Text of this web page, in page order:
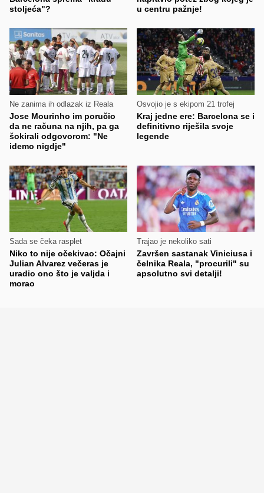
stoljeća"?
u centru pažnje!
Ne zanima ih odlazak iz Reala
Jose Mourinho im poručio
da ne računa na njih, pa ga
šokirali odgovorom: "Ne
idemo nigdje"
Osvojio je s ekipom 21 trofej
Kraj jedne ere: Barcelona se i
definitivno riješila svoje
legende
Sada se čeka rasplet
Niko to nije očekivao: Očajni
Julian Alvarez večeras je
uradio ono što je valjda i
morao
Trajao je nekoliko sati
Završen sastanak Viniciusa i
čelnika Reala, "procurili" su
apsolutno svi detalji!